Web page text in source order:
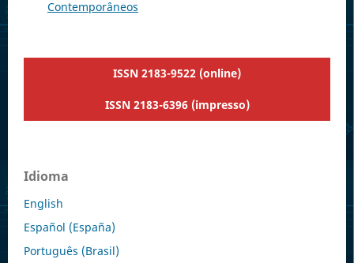
Contemporâneos
ISSN 2183-9522 (online)
ISSN 2183-6396 (impresso)
Idioma
English
Español (España)
Português (Brasil)